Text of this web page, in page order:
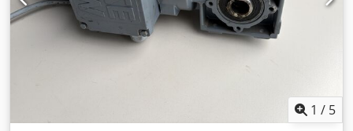
1 / 5